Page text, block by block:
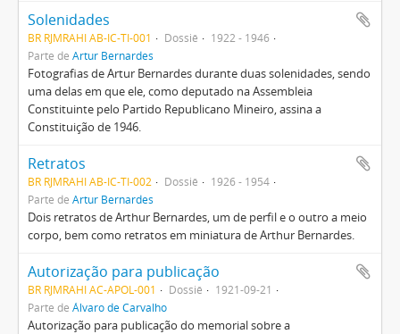
Solenidades
BR RJMRAHI AB-IC-TI-001 Dossiê
1922 - 1946
Parte de Artur Bernardes
Fotografias de Artur Bernardes durante duas solenidades, sendo
uma delas em que ele, como deputado na Assembleia
Constituinte pelo Partido Republicano Mineiro, assina a
Constituição de 1946.
Retratos
BR RJMRAHI AB-IC-TI-002 Dossiê
1926 - 1954
Parte de Artur Bernardes
Dois retratos de Arthur Bernardes, um de perfil e o outro a meio
corpo, bem como retratos em miniatura de Arthur Bernardes.
Autorização para publicação
BR RJMRAHI AC-APOL-001 Dossiê
1921-09-21
Parte de Álvaro de Carvalho
Autorização para publicação do memorial sobre a